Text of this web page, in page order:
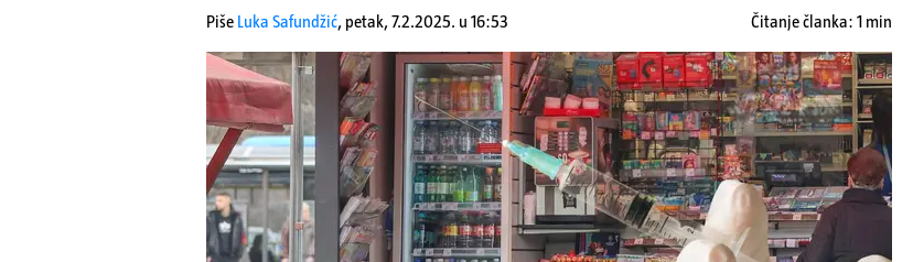
Piše Luka Safundžić, petak, 7.2.2025. u 16:53 Čitanje članka: 1 min